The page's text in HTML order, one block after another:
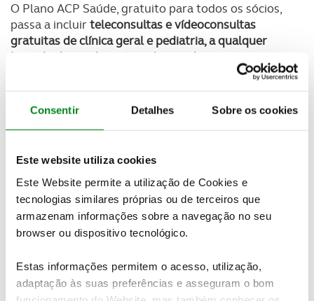
Consentir Detalhes Sobre os cookies
Este website utiliza cookies
Este Website permite a utilização de Cookies e
tecnologias similares próprias ou de terceiros que
armazenam informações sobre a navegação no seu
browser ou dispositivo tecnológico.
Estas informações permitem o acesso, utilização,
adaptação às suas preferências e asseguram o bom
O Plano ACP Saúde, gratuito para todos os sócios,
passa a incluirteleconsultas e vídeoconsultas
gratuitas de clínica geral e pediatria,a qualquer
hora do dia ou da noite, e de psicologia por
bem como o envio de receitas por email,
sms ou correio.Para marcar uma teleconsulta basta
ligar para a linha permanente de apoio ao sócio -
Paralelamente, os sócios podem também solicitar a
marcação de teleconsultas de especialidade a
preços reduzidos(entre 30€ e 39€) junto do Grupo
Lusíadas. Neste caso, deverá ligar diretamente para
o respetivo prestador para efetuar o agendamento
Esta oferta vem ajudar a evitar deslocações
desnecessárias, bem como esclarecer e encaminhar